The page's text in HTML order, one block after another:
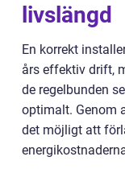
livslängd
En korrekt
års effektiv drift,
de regelbunden
optimalt. Genom
det möjligt att